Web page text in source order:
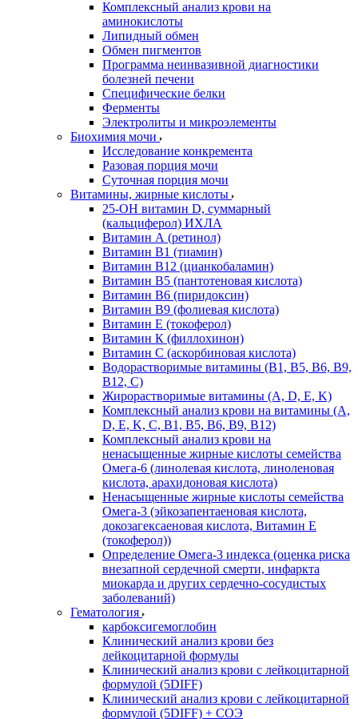
Комплексный анализ крови на
аминокислоты
Липидный обмен
Обмен пигментов
Программа неинвазивной диагностики
болезней печени
Специфические белки
Ферменты
Электролиты и микроэлементы
Биохимия мочи
Исследование конкремента
Разовая порция мочи
Суточная порция мочи
Витамины, жирные кислоты
25-OH витамин D, суммарный
(кальциферол) ИХЛА
Витамин А (ретинол)
Витамин В1 (тиамин)
Витамин В12 (цианкобаламин)
Витамин В5 (пантотеновая кислота)
Витамин В6 (пиридоксин)
Витамин В9 (фолиевая кислота)
Витамин Е (токоферол)
Витамин К (филлохинон)
Витамин С (аскорбиновая кислота)
Водорастворимые витамины (B1, B5, B6, В9,
В12, С)
Жирорастворимые витамины (A, D, E, K)
Комплексный анализ крови на витамины (A,
D, E, K, C, B1, B5, B6, В9, B12)
Комплексный анализ крови на
ненасыщенные жирные кислоты семейства
Омега-6 (линолевая кислота, линоленовая
кислота, арахидоновая кислота)
Ненасыщенные жирные кислоты семейства
Омега-3 (эйкозапентаеновая кислота,
докозагексаеновая кислота, Витамин E
(токоферол))
Определение Омега-3 индекса (оценка риска
внезапной сердечной смерти, инфаркта
миокарда и других сердечно-сосудистых
заболеваний)
Гематология
карбоксигемоглобин
Клинический анализ крови без
лейкоцитарной формулы
Клинический анализ крови с лейкоцитарной
формулой (5DIFF)
Клинический анализ крови с лейкоцитарной
формулой (5DIFF) + СОЭ